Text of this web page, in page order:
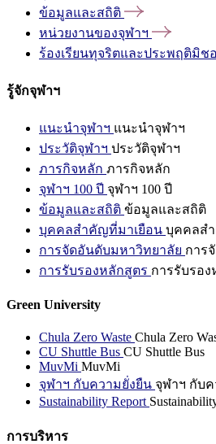
ข้อมูลและสถิติ
หน่วยงานของจุฬาฯ
ร้องเรียนทุจริตและประพฤติมิช
รู้จักจุฬาฯ
แนะนำจุฬาฯ แนะนำจุฬาฯ
ประวัติจุฬาฯ ประวัติจุฬาฯ
ภารกิจหลัก ภารกิจหลัก
จุฬาฯ 100 ปี จุฬาฯ 100 ปี
ข้อมูลและสถิติ ข้อมูลและสถิติ
บุคคลสำคัญที่มาเยือน บุคคลส
การจัดอันดับมหาวิทยาลัย การ
การรับรองหลักสูตร การรับรอ
Green University
Chula Zero Waste Chula Zero
CU Shuttle Bus CU Shuttle Bus
MuvMi MuvMi
จุฬาฯ กับความยั่งยืน จุฬาฯ กับ
Sustainability Report
การบริหาร